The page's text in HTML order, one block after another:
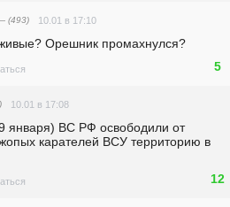
(493) 10.01 в 17:10
Орешник промахнулся?
5
10.01 в 17:08
января) ВС РФ освободили от
карателей ВСУ территорию в
12